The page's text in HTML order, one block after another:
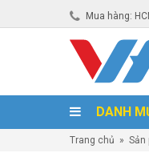
Mua hàng:
DANH
Trang chủ » Sản